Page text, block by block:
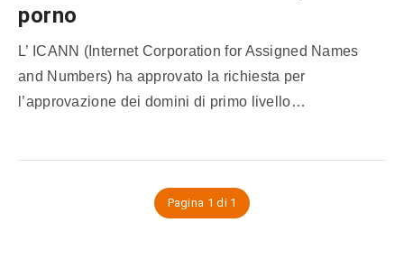
porno
L’ ICANN (Internet Corporation for Assigned Names
and Numbers) ha approvato la richiesta per
l’approvazione dei domini di primo livello…
Pagina 1 di 1